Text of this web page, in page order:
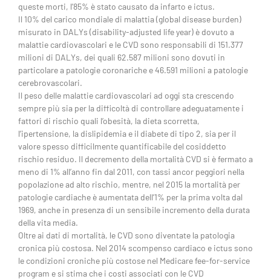
queste morti, l’85% è stato causato da infarto e ictus.
Il 10% del carico mondiale di malattia (global disease burden)
misurato in DALYs (disability-adjusted life year) è dovuto a
malattie cardiovascolari e le CVD sono responsabili di 151.377
milioni di DALYs, dei quali 62.587 milioni sono dovuti in
particolare a patologie coronariche e 46.591 milioni a patologie
cerebrovascolari.
Il peso delle malattie cardiovascolari ad oggi sta crescendo
sempre più sia per la difficoltà di controllare adeguatamente i
fattori di rischio quali l’obesità, la dieta scorretta,
l’ipertensione, la dislipidemia e il diabete di tipo 2, sia per il
valore spesso difficilmente quantificabile del cosiddetto
rischio residuo. Il decremento della mortalità CVD si è fermato a
meno di 1% all’anno fin dal 2011, con tassi ancor peggiori nella
popolazione ad alto rischio, mentre, nel 2015 la mortalità per
patologie cardiache è aumentata dell’1% per la prima volta dal
1969, anche in presenza di un sensibile incremento della durata
della vita media.
Oltre ai dati di mortalità, le CVD sono diventate la patologia
cronica più costosa. Nel 2014 scompenso cardiaco e ictus sono
le condizioni croniche più costose nel Medicare fee-for-service
program e si stima che i costi associati con le CVD